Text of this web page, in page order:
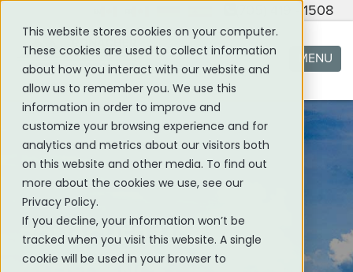
This website stores cookies on your computer.
These cookies are used to collect information
about how you interact with our website and
allow us to remember you. We use this
information in order to improve and
customize your browsing experience and for
analytics and metrics about our visitors both
on this website and other media. To find out
more about the cookies we use, see our
Privacy Policy.
If you decline, your information won’t be
tracked when you visit this website. A single
cookie will be used in your browser to
(705) 419 - 1508
MENU
RONACHER MCKENZIE